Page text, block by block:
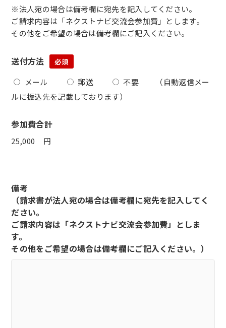
※法人宛の場合は備考欄に宛先を記入してください。
ご請求内容は「ネクストナビ交流会参加費」とします。
その他をご希望の場合は備考欄にご記入ください。
送付方法 必須
メール 郵送 不要
（自動返信メー
ルに振込先を記載しております）
参加費合計
円
備考
（請求書が法人宛の場合は備考欄に宛先を記入してく
ださい。
ご請求内容は「ネクストナビ交流会参加費」としま
す。
その他をご希望の場合は備考欄にご記入ください。）